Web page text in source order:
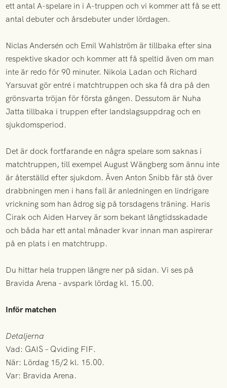
ett antal A-spelare in i A-truppen och vi kommer att få se ett
antal debuter och årsdebuter under lördagen.
Niclas Andersén och Emil Wahlström är tillbaka efter sina
respektive skador och kommer att få speltid även om man
inte är redo för 90 minuter. Nikola Ladan och Richard
Yarsuvat gör entré i matchtruppen och ska få dra på den
grönsvarta tröjan för första gången. Dessutom är Nuha
Jatta tillbaka i truppen efter landslagsuppdrag och en
sjukdomsperiod.
Det är dock fortfarande en några spelare som saknas i
matchtruppen, till exempel August Wängberg som ännu inte
är återställd efter sjukdom. Även Anton Snibb får stå över
drabbningen men i hans fall är anledningen en lindrigare
vrickning som han ådrog sig på torsdagens träning. Haris
Cirak och Aiden Harvey är som bekant långtidsskadade
och båda har ett antal månader kvar innan man aspirerar
på en plats i en matchtrupp.
Du hittar hela truppen längre ner på sidan. Vi ses på
Bravida Arena - avspark lördag kl. 15.00.
Inför matchen
Detaljerna
Vad: GAIS – Qviding FIF.
När: Lördag 15/2 kl. 15.00.
Var: Bravida Arena.